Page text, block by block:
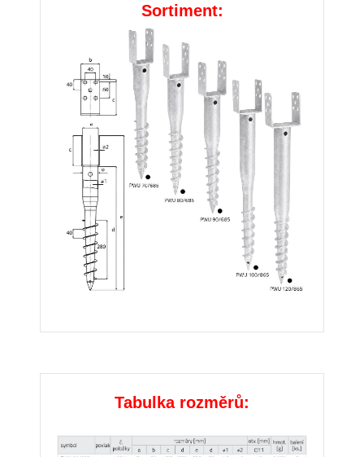
Sortiment:
Tabulka rozměrů: